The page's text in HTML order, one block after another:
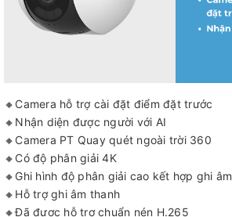
🔸Camera hỗ trợ cài đặt điểm đặt trước
🔸Nhận diện được người với AI
🔸Camera PT Quay quét ngoài trời 360
🔸Có độ phân giải 4K
🔸Ghi hình độ phân giải cao kết hợp ghi âm
🔸Hỗ trợ ghi âm thanh
🔸Đã được hỗ trợ chuẩn nén H.265